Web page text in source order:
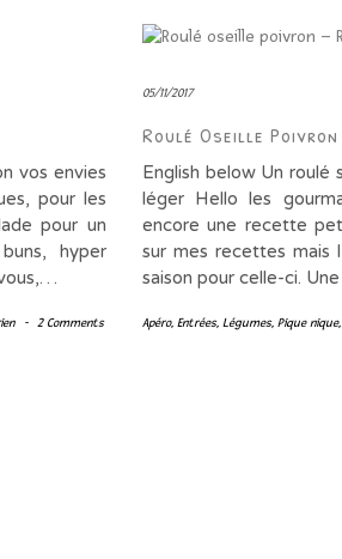
vos envies
pour les
pour un
hyper
- 2 Comments
05/11/2017
Roulé Oseille
English below Un roulé
léger Hello les
encore une recette
sur mes recettes mais
saison pour celle-ci.
Apéro, Entrées, Légumes, Pique nique,